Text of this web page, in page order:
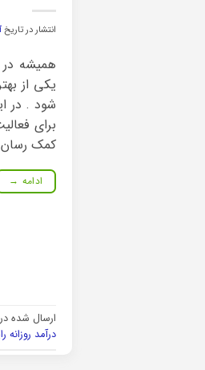
انتشار در تاریخ
همیشه در
یکی از
شود . در
برای
کمک رسان
ادامه →
ارسال شده
درآمد روزانه